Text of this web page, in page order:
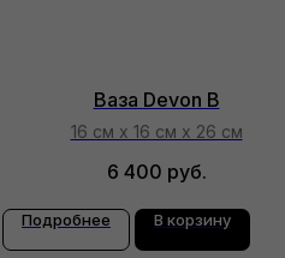
Ваза Devon B
16 см х 16 см х 26 см
6 400 руб.
Подробнее В корзину